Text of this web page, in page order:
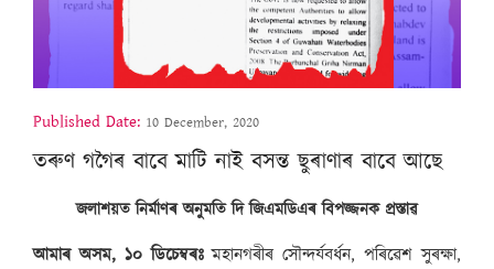
Published Date: 10 December, 2020
তৰুণ গগৈৰ বাবে মাটি নাই বসন্ত ছুৰাণাৰ বাবে আছে
জলাশয়ত নিৰ্মাণৰ অনুমতি দি জিএমডিএৰ বিপজ্জনক প্ৰস্তাৱ
আমাৰ অসম, ১০ ডিচেম্বৰঃমহানগৰীৰ সৌন্দৰ্যবৰ্ধন, পৰিৱেশ সুৰক্ষা,